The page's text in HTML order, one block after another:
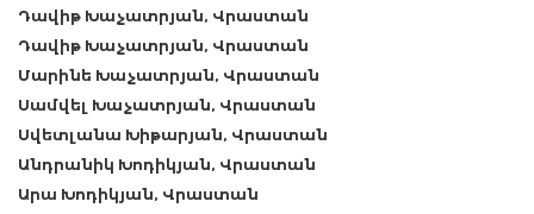
Դավիթ Խաչատրյան, Վրաստան
Դավիթ Խաչատրյան, Վրաստան
Մարինե Խաչատրյան, Վրաստան
Սամվել Խաչատրյան, Վրաստան
Սվետլանա Խիթարյան, Վրաստան
Անդրանիկ Խոդիկյան, Վրաստան
Արա Խոդիկյան, Վրաստան